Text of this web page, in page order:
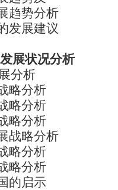
趋势分析
发展建议
展状况分析
分析
略分析
略分析
略分析
战略分析
略分析
略分析
的启示